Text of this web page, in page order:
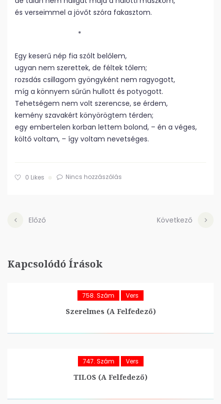
és verseimmel a jövőt szóra fakasztom.
*
Egy keserű nép fia szólt belőlem,
ugyan nem szerettek, de féltek tőlem;
rozsdás csillagom gyöngyként nem ragyogott,
míg a könnyem sűrűn hullott és potyogott.
Tehetségem nem volt szerencse, se érdem,
kemény szavakért könyörögtem térden;
egy embertelen korban lettem bolond, – én a véges,
költő voltam, – így voltam nevetséges.
0 Likes Nincs hozzászólás
Előző Következő
Kapcsolódó Írások
758. Szám Vers
Szerelmes (A Felfedező)
747. Szám Vers
TILOS (A Felfedező)